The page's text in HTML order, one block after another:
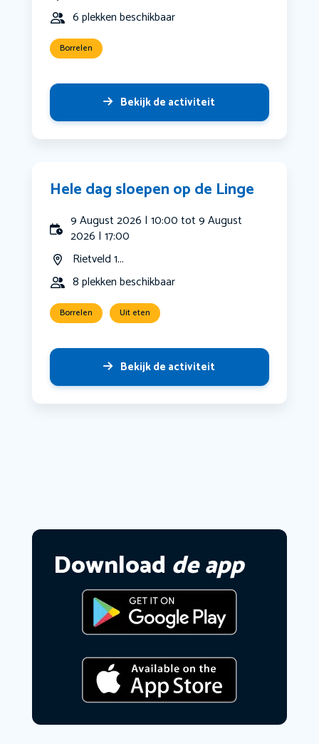
6 plekken beschikbaar
Borrelen
Bekijk de activiteit
Hele dag sloepen op de Linge
9 August 2026 | 10:00 tot 9 August
2026 | 17:00
Rietveld 1...
8 plekken beschikbaar
Borrelen Uit eten
Bekijk de activiteit
Download de app